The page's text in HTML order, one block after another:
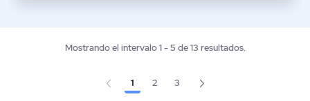
Mostrando el intervalo 1 - 5 de 13 resultados.
Página
1 Página
2 Página
3